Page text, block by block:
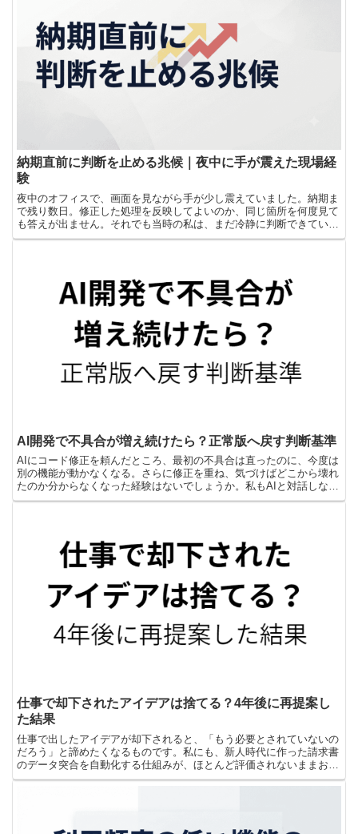
納期直前に判断を止める兆候｜夜中に手が震えた現場経
験
夜中のオフィスで、画面を見ながら手が少し震えていました。納期ま
で残り数日。修正した処理を反映してよいのか、同じ箇所を何度見て
も答えが出ません。それでも当時の私は、まだ冷静に判断できている
と思い込んでいました。今振り返ると、危なかったのは、確...
AI開発で不具合が増え続けたら？正常版へ戻す判断基準
AIにコード修正を頼んだところ、最初の不具合は直ったのに、今度は
別の機能が動かなくなる。さらに修正を重ね、気づけばどこから壊れ
たのか分からなくなった経験はないでしょうか。私もAIと対話しなが
らWordPressプラグインを作っていたとき、修...
仕事で却下されたアイデアは捨てる？4年後に再提案し
た結果
仕事で出したアイデアが却下されると、「もう必要とされていないの
だろう」と諦めたくなるものです。私にも、新人時代に作った請求書
のデータ突合を自動化する仕組みが、ほとんど評価されないままお蔵
入りになった経験があります。悔しさはありましたが、その...